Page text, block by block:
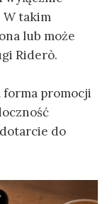
W takim
lub może
Riderò.
forma promocji
do